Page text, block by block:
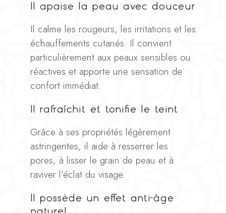
Il apaise la peau avec douceur
Il calme les rougeurs, les irritations et les
échauffements cutanés. Il convient
particulièrement aux peaux sensibles ou
réactives et apporte une sensation de
confort immédiat.
Il rafraîchit et tonifie le teint
Grâce à ses propriétés légèrement
astringentes, il aide à resserrer les
pores, à lisser le grain de peau et à
raviver l’éclat du visage.
Il possède un effet anti-âge
naturel